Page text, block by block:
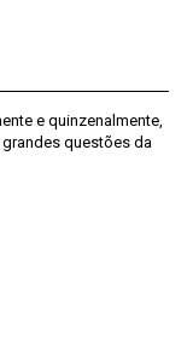
e quinzenalmente,
questões da